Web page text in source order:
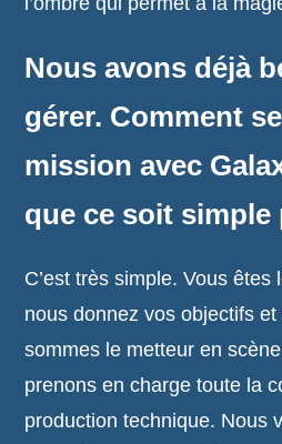
Nous avons déjà
gérer. Comment
mission avec
que ce soit
C’est très simple. Vous
nous donnez vos objectifs
sommes le metteur en
prenons en charge toute la
production technique. Nous